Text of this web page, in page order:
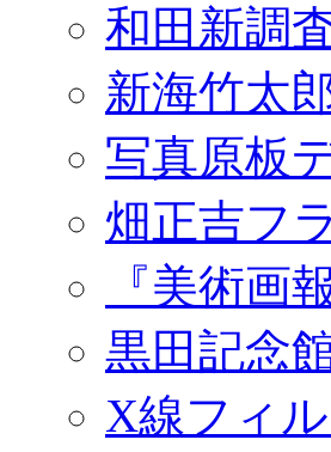
和田新調
新海竹太
写真原板
畑正吉フ
『美術画
黒田記念
X線フィ